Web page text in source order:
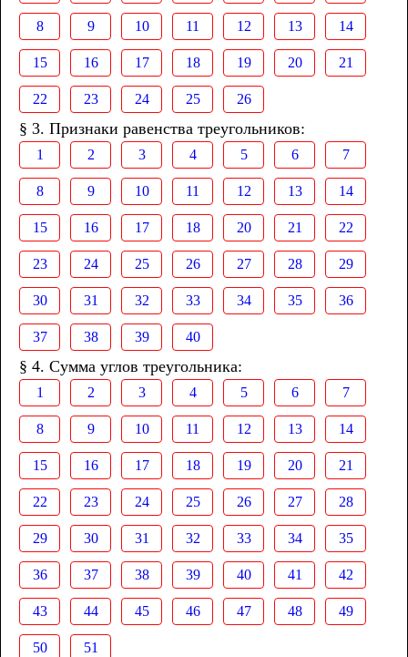
8 9 10 11 12 13 14
15 16 17 18 19 20 21
22 23 24 25 26
§ 3. Признаки равенства треугольников:
1 2 3 4 5 6 7
8 9 10 11 12 13 14
15 16 17 18 20 21 22
23 24 25 26 27 28 29
30 31 32 33 34 35 36
37 38 39 40
§ 4. Сумма углов треугольника:
1 2 3 4 5 6 7
8 9 10 11 12 13 14
15 16 17 18 19 20 21
22 23 24 25 26 27 28
29 30 31 32 33 34 35
36 37 38 39 40 41 42
43 44 45 46 47 48 49
50 51